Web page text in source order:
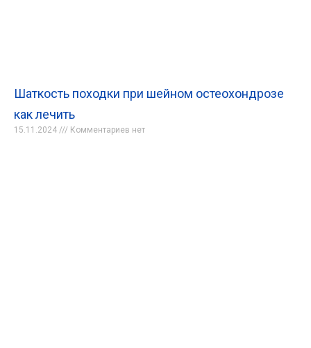
Шаткость походки при шейном остеохондрозе
как лечить
15.11.2024 Комментариев нет